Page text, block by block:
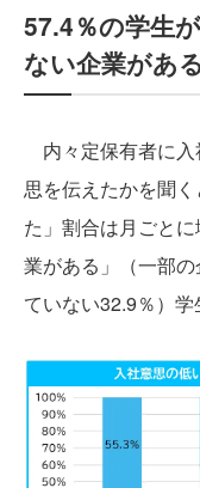
57.4％の学生
ない企業があ
内々定保有者に入
思を伝えたかを聞
た」割合は月ごと
業がある」（一部
ていない32.9％）学